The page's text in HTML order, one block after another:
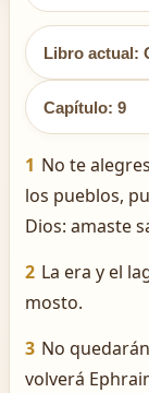
Libro actual:
Capítulo: 9
1 No te
los pueblos,
Dios: amaste
2 La era y el
mosto.
3 No
volverá